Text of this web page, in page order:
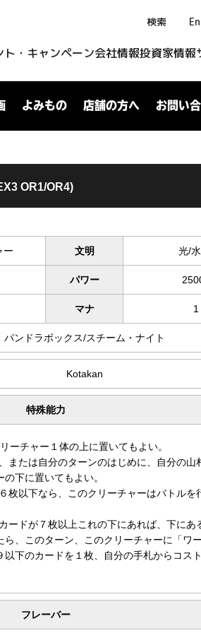
検索
ト・キャンペーン会社情報投資家情報
よみもの 店舗の方へ お問い
OR1/OR4)
ー 文明 光/
パワー
マナ 1
パンドラボックス/スチーム・ナイト
Kotakan
特殊能力
ーチャー１体の上に置いてもよい。
または自分のターンのはじめに、自分の山
下に置いてもよい。
枚以下なら、このクリーチャーはバトルを
ードが７枚以上これの下にあれば、下にあ
、このターン、このクリーチャーに「ワ
下のカードを１枚、自分の手札からコス
フレーバー